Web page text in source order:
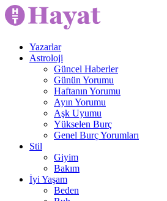
Yazarlar
Astroloji
Güncel Haberler
Günün Yorumu
Haftanın Yorumu
Ayın Yorumu
Aşk Uyumu
Yükselen Burç
Genel Burç Yorumları
Stil
Giyim
Bakım
İyi Yaşam
Beden